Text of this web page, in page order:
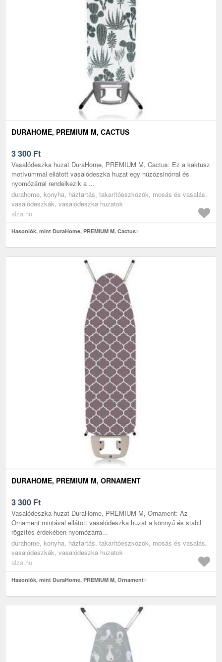
DURAHOME, PREMIUM M, CACTUS
3 300 Ft
Vasalódeszka huzat DuraHome, PREMIUM M, Cactus: Ez a kaktusz
motívummal ellátott vasalódeszka huzat egy húzózsinórral és
nyomózárral rendelkezik a ...
durahome, konyha, háztartás, takarítóeszközök, mosás és vasalás,
vasalódeszkák, vasalódeszka huzatok
alza.hu
Hasonlók, mint DuraHome, PREMIUM M, Cactus
DURAHOME, PREMIUM M, ORNAMENT
3 300 Ft
Vasalódeszka huzat DuraHome, PREMIUM M, Ornament: Az
Ornament mintával ellátott vasalódeszka huzat a könnyű és stabil
rögzítés érdekében nyomózárra...
durahome, konyha, háztartás, takarítóeszközök, mosás és vasalás,
vasalódeszkák, vasalódeszka huzatok
alza.hu
Hasonlók, mint DuraHome, PREMIUM M, Ornament